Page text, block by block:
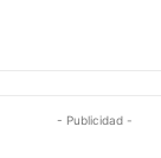
- Publicidad -